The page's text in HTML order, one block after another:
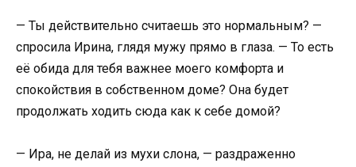
— Ты действительно считаешь это нормальным? —
спросила Ирина, глядя мужу прямо в глаза. — То есть
её обида для тебя важнее моего комфорта и
спокойствия в собственном доме? Она будет
продолжать ходить сюда как к себе домой?
— Ира, не делай из мухи слона, — раздраженно